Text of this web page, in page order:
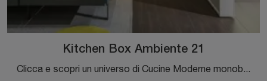
Kitchen Box Ambiente 21
Clicca e scopri un universo di Cucine Moderne monoblocco salvaspazio: la cucina Kitchen Box Ambiente 21 Clei in laccato opaco ti attende!